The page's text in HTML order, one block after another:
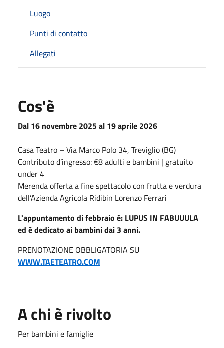
Luogo
Punti di contatto
Allegati
Cos'è
Dal 16 novembre 2025 al 19 aprile 2026
Casa Teatro – Via Marco Polo 34, Treviglio (BG)
Contributo d’ingresso: €8 adulti e bambini | gratuito
under 4
Merenda offerta a fine spettacolo con frutta e verdura
dell’Azienda Agricola Ridibin Lorenzo Ferrari
L'appuntamento di febbraio è: LUPUS IN FABUUULA
ed è dedicato ai bambini dai 3 anni.
PRENOTAZIONE OBBLIGATORIA SU
WWW.TAETEATRO.COM
A chi è rivolto
Per bambini e famiglie